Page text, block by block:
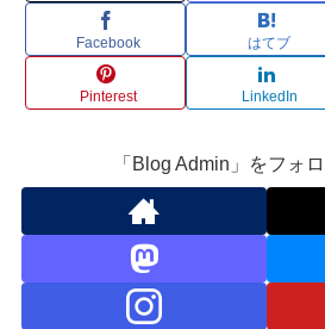
Facebook はてブ
Pinterest LinkedIn
「Blog Admin」をフォ